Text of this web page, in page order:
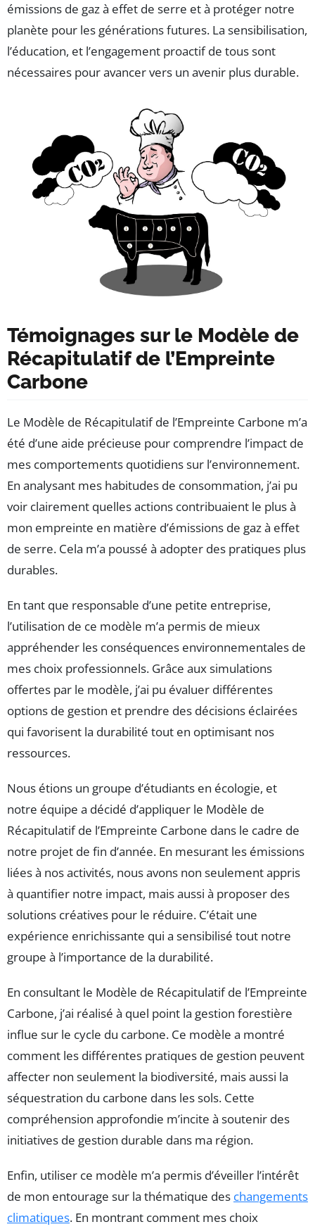
émissions de gaz à effet de serre et à protéger notre
planète pour les générations futures. La sensibilisation,
l’éducation, et l’engagement proactif de tous sont
nécessaires pour avancer vers un avenir plus durable.
Témoignages sur le Modèle de
Récapitulatif de l’Empreinte
Carbone
Le Modèle de Récapitulatif de l’Empreinte Carbone m’a
été d’une aide précieuse pour comprendre l’impact de
mes comportements quotidiens sur l’environnement.
En analysant mes habitudes de consommation, j’ai pu
voir clairement quelles actions contribuaient le plus à
mon empreinte en matière d’émissions de gaz à effet
de serre. Cela m’a poussé à adopter des pratiques plus
durables.
En tant que responsable d’une petite entreprise,
l’utilisation de ce modèle m’a permis de mieux
appréhender les conséquences environnementales de
mes choix professionnels. Grâce aux simulations
offertes par le modèle, j’ai pu évaluer différentes
options de gestion et prendre des décisions éclairées
qui favorisent la durabilité tout en optimisant nos
ressources.
Nous étions un groupe d’étudiants en écologie, et
notre équipe a décidé d’appliquer le Modèle de
Récapitulatif de l’Empreinte Carbone dans le cadre de
notre projet de fin d’année. En mesurant les émissions
liées à nos activités, nous avons non seulement appris
à quantifier notre impact, mais aussi à proposer des
solutions créatives pour le réduire. C’était une
expérience enrichissante qui a sensibilisé tout notre
groupe à l’importance de la durabilité.
En consultant le Modèle de Récapitulatif de l’Empreinte
Carbone, j’ai réalisé à quel point la gestion forestière
influe sur le cycle du carbone. Ce modèle a montré
comment les différentes pratiques de gestion peuvent
affecter non seulement la biodiversité, mais aussi la
séquestration du carbone dans les sols. Cette
compréhension approfondie m’incite à soutenir des
initiatives de gestion durable dans ma région.
Enfin, utiliser ce modèle m’a permis d’éveiller l’intérêt
de mon entourage sur la thématique des changements
climatiques. En montrant comment mes choix